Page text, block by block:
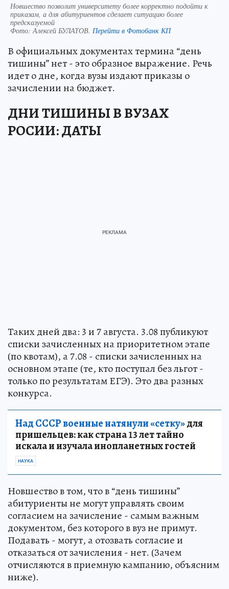
Новшество позволит университету более корректно подойти к
приказам, а для абитуриентов сделает ситуацию более
предсказуемой
Фото: Алексей БУЛАТОВ. Перейти в Фотобанк КП
В официальных документах термина “день
тишины” нет - это образное выражение. Речь
идет о дне, когда вузы издают приказы о
зачислении на бюджет.
ДНИ ТИШИНЫ В ВУЗАХ
РОСИИ: ДАТЫ
Таких дней два: 3 и 7 августа. 3.08 публикуют
списки зачисленных на приоритетном этапе
(по квотам), а 7.08 - списки зачисленных на
основном этапе (те, кто поступал без льгот -
только по результатам ЕГЭ). Это два разных
конкурса.
Над СССР военные натянули «сетку»для
пришельцев: как страна 13 лет тайно
искала и изучала инопланетных гостей
НАУКА
Новшество в том, что в “день тишины”
абитуриенты не могут управлять своим
согласием на зачисление - самым важным
документом, без которого в вуз не примут.
Подавать - могут, а отозвать согласие и
отказаться от зачисления - нет. (Зачем
отчисляются в приемную кампанию, объясним
ниже).